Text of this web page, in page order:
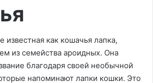
известная как кошачья лапка,
из семейства ароидных. Она
благодаря своей необычной
напоминают лапки кошки. Это